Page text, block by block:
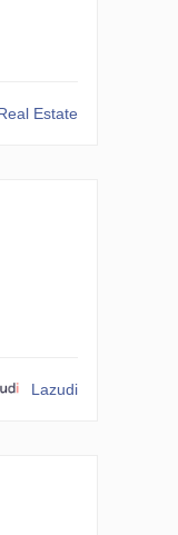
Estate
Lazudi